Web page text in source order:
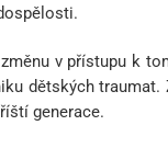
v přístupu k
dětských
generace.